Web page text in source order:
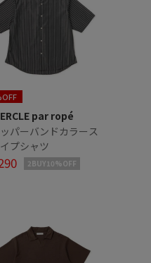
par ropé
パーバンドカラース
プシャツ
2BUY10%OFF